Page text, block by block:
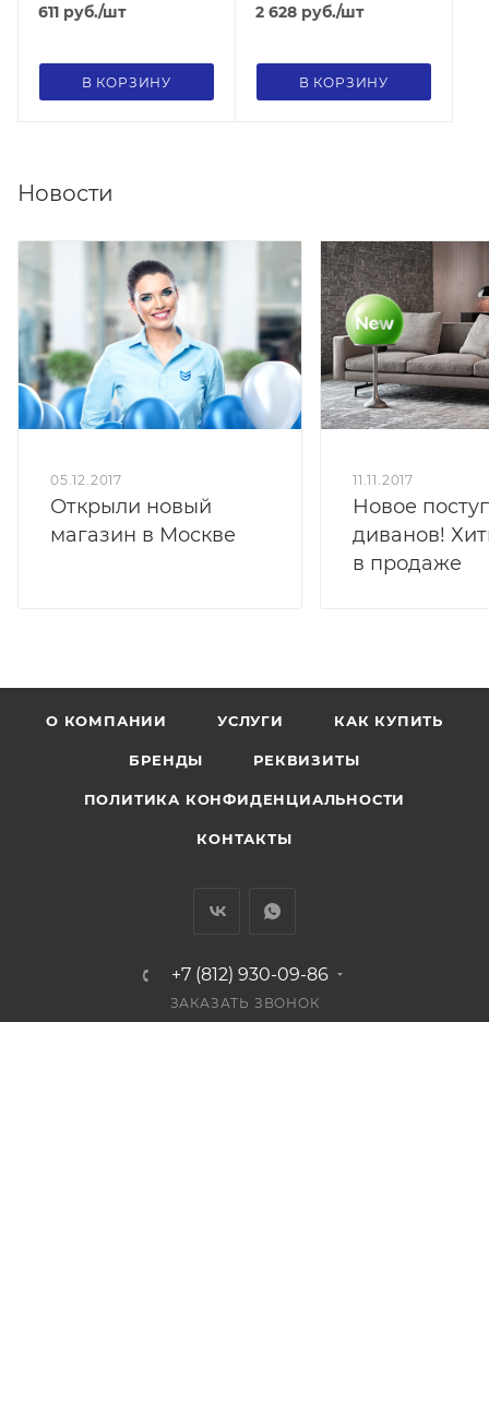
611 руб./шт
В КОРЗИНУ
2 628 руб./шт
В КОРЗИНУ
Новости
05.12.2017
Открыли новый
магазин в Москве
11.11.2017
Новое
диванов!
в продаже
О КОМПАНИИ УСЛУГИ КАК КУПИТЬ
БРЕНДЫ РЕКВИЗИТЫ
ПОЛИТИКА КОНФИДЕНЦИАЛЬНОСТИ
КОНТАКТЫ
+7 (812) 930-09-86
ЗАКАЗАТЬ ЗВОНОК